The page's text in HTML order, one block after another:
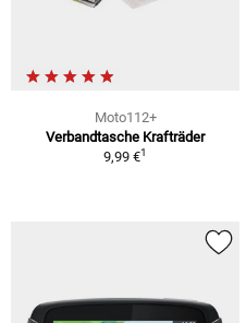
Moto112+
Verbandtasche Krafträder
9,99 €1